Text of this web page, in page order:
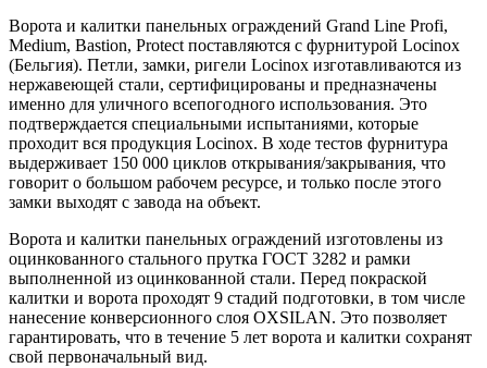
Ворота и калитки панельных ограждений Grand Line Profi,
Medium, Bastion, Protect поставляются с фурнитурой Locinox
(Бельгия). Петли, замки, ригели Locinox изготавливаются из
нержавеющей стали, сертифицированы и предназначены
именно для уличного всепогодного использования. Это
подтверждается специальными испытаниями, которые
проходит вся продукция Locinox. В ходе тестов фурнитура
выдерживает 150 000 циклов открывания/закрывания, что
говорит о большом рабочем ресурсе, и только после этого
замки выходят с завода на объект.
Ворота и калитки панельных ограждений изготовлены из
оцинкованного стального прутка ГОСТ 3282 и рамки
выполненной из оцинкованной стали. Перед покраской
калитки и ворота проходят 9 стадий подготовки, в том числе
нанесение конверсионного слоя OXSILAN. Это позволяет
гарантировать, что в течение 5 лет ворота и калитки сохранят
свой первоначальный вид.